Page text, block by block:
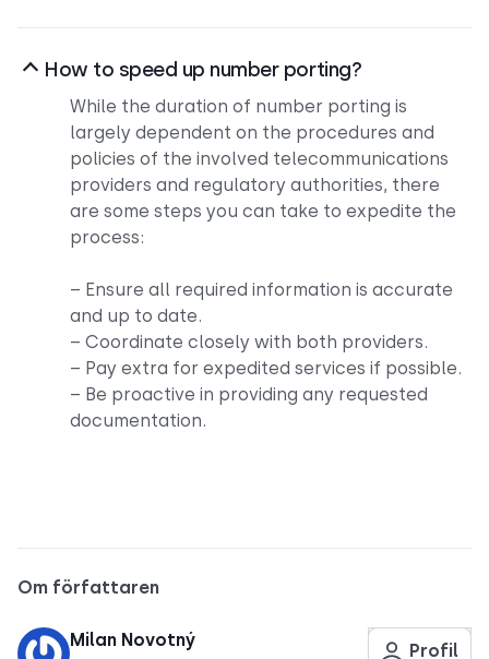
How to speed up number porting?
While the duration of number porting is
largely dependent on the procedures and
policies of the involved telecommunications
providers and regulatory authorities, there
are some steps you can take to expedite the
process:
– Ensure all required information is accurate
and up to date.
– Coordinate closely with both providers.
– Pay extra for expedited services if possible.
– Be proactive in providing any requested
documentation.
Om författaren
Milan Novotný
Profil